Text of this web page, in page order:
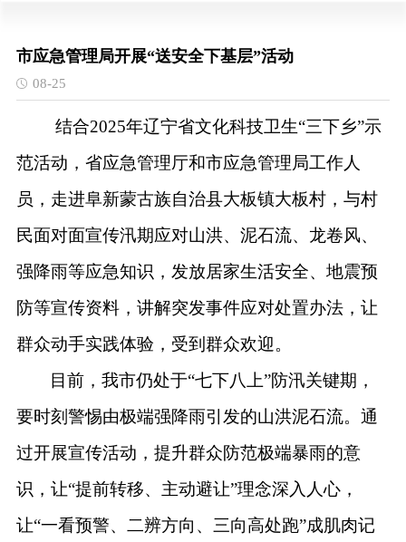
市应急管理局开展“送安全下基层”活动
08-25
结合2025年辽宁省文化科技卫生“三下乡”示
范活动，省应急管理厅和市应急管理局工作人
员，走进阜新蒙古族自治县大板镇大板村，与村
民面对面宣传汛期应对山洪、泥石流、龙卷风、
强降雨等应急知识 ，发放居家生活安全、地震预
防等宣传资料，讲解突发事件应对处置办法，让
群众动手实践体验，受到群众欢迎。
目前，我市仍处于“七下八上”防汛关键期，
要时刻警惕由极端强降雨引发的山洪泥石流。通
过开展宣传活动，提升群众防范极端暴雨的意
识， 让“提前转移、主动避让”理念深入人心，
让“一看预警、二辨方向、三向高处跑”成肌肉记